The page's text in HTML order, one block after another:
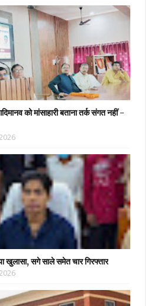
को मांसाहारी बताना तर्क संगत नहीं -
खुलासा, सगे साले समेत चार गिरफ्तार